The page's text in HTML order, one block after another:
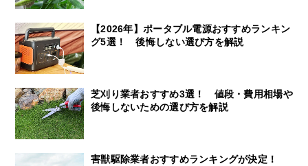
【2026年】ポータブル電源おすすめランキン
グ5選！ 後悔しない選び方を解説
芝刈り業者おすすめ3選！ 値段・費用相場や
後悔しないための選び方を解説
害獣駆除業者おすすめランキングが決定！